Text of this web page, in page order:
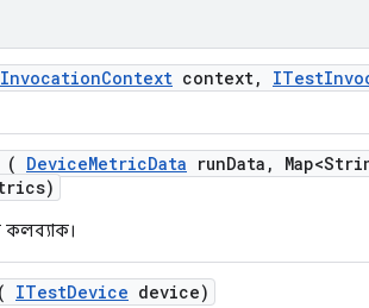
Context context, ITest
( DeviceMetricData runData ,
কলব্যাক।
ITestDevice device)